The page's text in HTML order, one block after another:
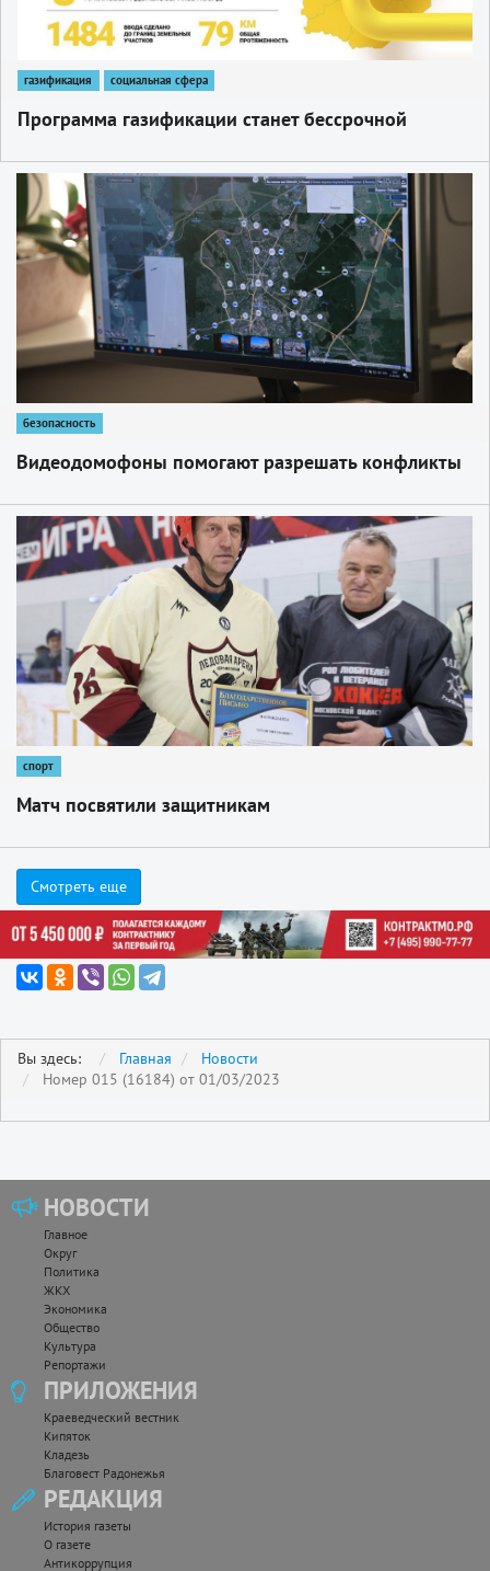
газификация социальная сфера
Программа газификации станет бессрочной
безопасность
Видеодомофоны помогают разрешать конфликты
спорт
Матч посвятили защитникам
Смотреть еще
Вы здесь: Главная
Новости
Номер 015 (16184) от 01/03/2023
НОВОСТИ
Главное
Округ
Политика
ЖКХ
Экономика
Общество
Культура
Репортажи
ПРИЛОЖЕНИЯ
Краеведческий вестник
Кипяток
Кладезь
Благовест Радонежья
РЕДАКЦИЯ
История газеты
О газете
Антикоррупция